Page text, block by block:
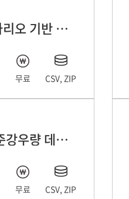
기후변화시나리오 기반 일강수량, 일기온 데이터
무료 CSV, ZIP
침수유발 기준강우량 데이터
무료 CSV, ZIP